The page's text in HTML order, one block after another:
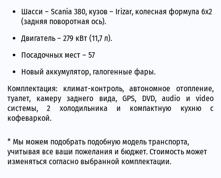
Шасси – Scania 380, кузов – Irizar, колесная формула 6х2
(задняя поворотная ось).
Двигатель – 279 кВт (11,7 л).
Посадочных мест – 57
Новый аккумулятор, галогенные фары.
Комплектация: климат-контроль, автономное отопление,
туалет, камеру заднего вида, GPS, DVD, audio и video
системы, 2 холодильника и компактную кухню с
кофеваркой.
* Мы можем подобрать подобную модель транспорта,
учитывая все ваши пожелания и бюджет. Стоимость может
изменяться согласно выбранной комплектации.